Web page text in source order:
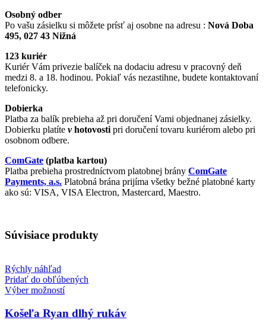
Osobný odber
Po vašu zásielku si môžete prísť aj osobne na adresu : Nová Doba
495, 027 43 Nižná
123 kuriér
Kuriér Vám privezie balíček na dodaciu adresu v pracovný deň
medzi 8. a 18. hodinou. Pokiaľ vás nezastihne, budete kontaktovaní
telefonicky.
Dobierka
Platba za balík prebieha až pri doručení Vami objednanej zásielky.
Dobierku platíte vhotovosti pri doručení tovaru kuriérom alebo pri
osobnom odbere.
ComGate (platba kartou)
Platba prebieha prostredníctvom platobnej brány ComGate
Payments, a.s. Platobná brána prijíma všetky bežné platobné karty
ako sú: VISA, VISA Electron, Mastercard, Maestro.
Súvisiace produkty
Rýchly náhľad
Pridať do obľúbených
Výber možností
Košeľa Ryan dlhý rukáv